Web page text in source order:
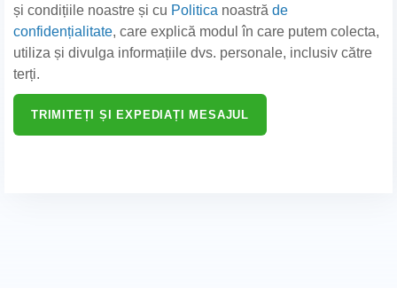
și condițiile noastre și cu Politica noastră de
confidențialitate, care explică modul în care putem colecta,
utiliza și divulga informațiile dvs. personale, inclusiv către
terți.